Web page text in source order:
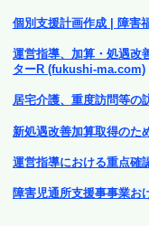
個別支援計画作成 | 障害
運営指導、加算・処遇改
ターR (fukushi-ma.com)
居宅介護、重度訪問等の
新処遇改善加算取得のた
運営指導における重点確
障害児通所支援事事業お